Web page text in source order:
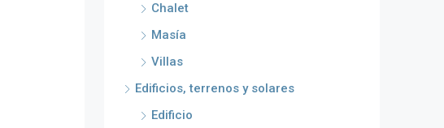
Chalet
Masía
Villas
Edificios, terrenos y solares
Edificio